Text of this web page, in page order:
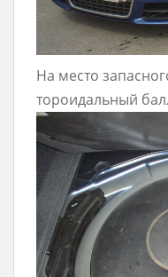
На место
тороидальный